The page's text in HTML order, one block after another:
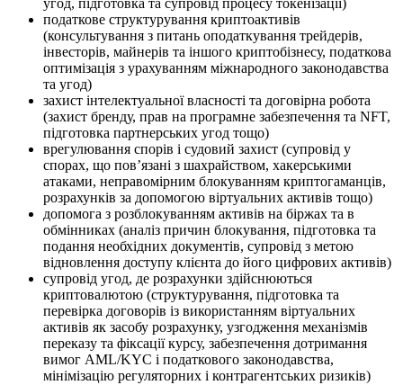
угод, підготовка та супровід процесу токенізації)
податкове структурування криптоактивів
(консультування з питань оподаткування трейдерів,
інвесторів, майнерів та іншого криптобізнесу, податкова
оптимізація з урахуванням міжнародного законодавства
та угод)
захист інтелектуальної власності та договірна робота
(захист бренду, прав на програмне забезпечення та NFT,
підготовка партнерських угод тощо)
врегулювання спорів і судовий захист (супровід у
спорах, що пов’язані з шахрайством, хакерськими
атаками, неправомірним блокуванням криптогаманців,
розрахунків за допомогою віртуальних активів тощо)
допомога з розблокуванням активів на біржах та в
обмінниках (аналіз причин блокування, підготовка та
подання необхідних документів, супровід з метою
відновлення доступу клієнта до його цифрових активів)
супровід угод, де розрахунки здійснюються
криптовалютою (структурування, підготовка та
перевірка договорів із використанням віртуальних
активів як засобу розрахунку, узгодження механізмів
переказу та фіксації курсу, забезпечення дотримання
вимог AML/KYC і податкового законодавства,
мінімізацію регуляторних і контрагентських ризиків)